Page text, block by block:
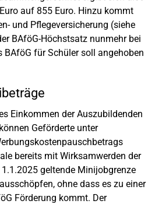
auf 855 Euro. Hinzu kommt
und Pflegeversicherung (siehe
BAföG-Höchstsatz nunmehr bei
BAföG für Schüler soll angehoben
Einkommen der Auszubildenden
Geförderte unter
bereits mit Wirksamwerden der
geltende Minijobgrenze
ohne dass es zu einer
Förderung kommt. Der